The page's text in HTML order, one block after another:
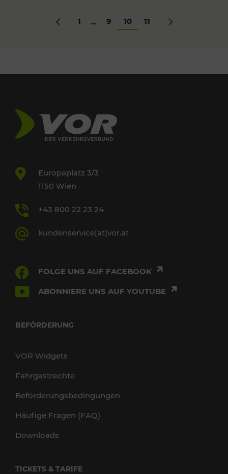
Zurück
1 ... 9 10 11 Nächstes
Europaplatz 3/3
1150 Wien
+43 800 22 23 24
kundenservice[at]vor.at
FOLGE UNS AUF FACEBOOK
ABONNIERE UNS AUF YOUTUBE
BEFÖRDERUNG
VOR Widgets
Fahrgastrechte
Beförderungsbedingungen
Häufige Fragen (FAQ)
Downloads
TICKETS & TARIFE